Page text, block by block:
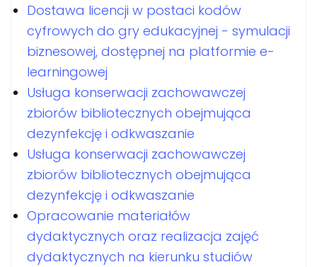
Dostawa licencji w postaci kodów
cyfrowych do gry edukacyjnej - symulacji
biznesowej, dostępnej na platformie e-
learningowej
Usługa konserwacji zachowawczej
zbiorów bibliotecznych obejmująca
dezynfekcję i odkwaszanie
Usługa konserwacji zachowawczej
zbiorów bibliotecznych obejmująca
dezynfekcję i odkwaszanie
Opracowanie materiałów
dydaktycznych oraz realizacja zajęć
dydaktycznych na kierunku studiów